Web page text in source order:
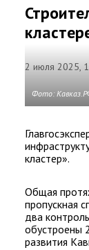
2 июля 2025,
Фото:
кластер».
Общая
пропускная
два
обустроены
развития